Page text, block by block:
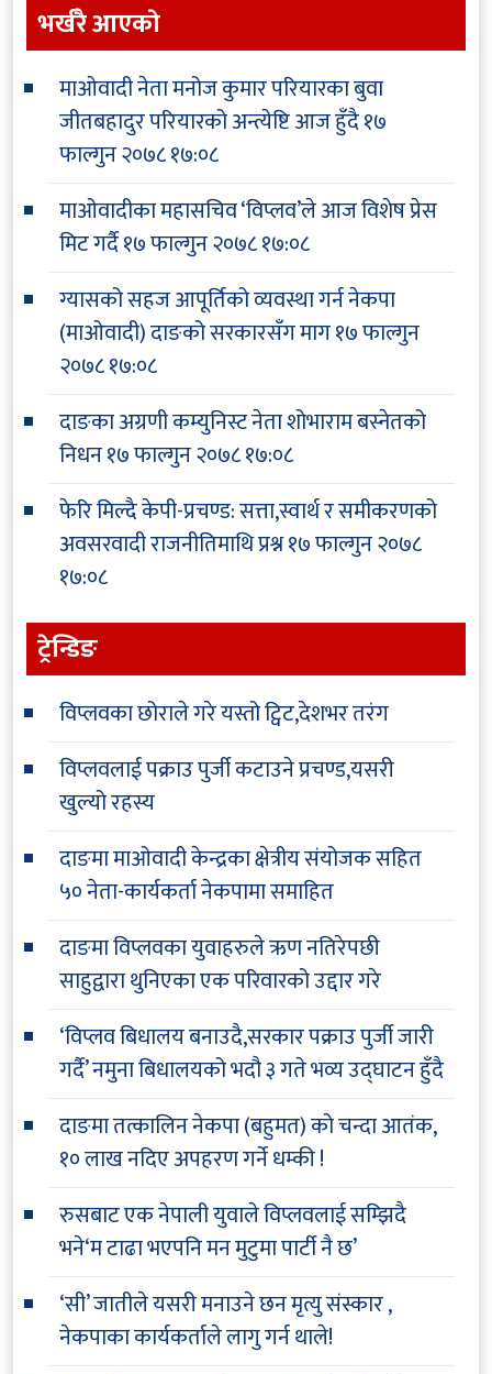
भर्खरै आएकाे
माओवादी नेता मनोज कुमार परियारका बुवा
जीतबहादुर परियारको अन्त्येष्टि आज हुँदै१७
फाल्गुन २०७८ १७:०८
माओवादीका महासचिव ‘विप्लव’ले आज विशेष प्रेस
मिट गर्दै१७ फाल्गुन २०७८ १७:०८
ग्यासको सहज आपूर्तिको व्यवस्था गर्न नेकपा
(माओवादी) दाङको सरकारसँग माग१७ फाल्गुन
२०७८ १७:०८
दाङका अग्रणी कम्युनिस्ट नेता शोभाराम बस्नेतको
निधन१७ फाल्गुन २०७८ १७:०८
फेरि मिल्दै केपी-प्रचण्ड: सत्ता,स्वार्थ र समीकरणको
अवसरवादी राजनीतिमाथि प्रश्न१७ फाल्गुन २०७८
१७:०८
ट्रेन्डिङ
विप्लवका छोराले गरे यस्तो ट्विट,देशभर तरंग
विप्लवलाई पक्राउ पुर्जी कटाउने प्रचण्ड,यसरी
खुल्यो रहस्य
दाङमा माओवादी केन्द्रका क्षेत्रीय संयोजक सहित
५० नेता-कार्यकर्ता नेकपामा समाहित
दाङमा विप्लवका युवाहरुले ऋण नतिरेपछी
साहुद्वारा थुनिएका एक परिवारको उद्दार गरे
‘विप्लव बिधालय बनाउदै,सरकार पक्राउ पुर्जी जारी
गर्दै’ नमुना बिधालयको भदौ ३ गते भव्य उद्घाटन हुँदै
दाङमा तत्कालिन नेकपा (बहुमत) को चन्दा आतंक,
१० लाख नदिए अपहरण गर्ने धम्की !
रुसबाट एक नेपाली युवाले विप्लवलाई सम्झिदै
भने‘म टाढा भएपनि मन मुटुमा पार्टी नै छ’
‘सी’ जातीले यसरी मनाउने छन मृत्यु संस्कार ,
नेकपाका कार्यकर्ताले लागु गर्न थाले!